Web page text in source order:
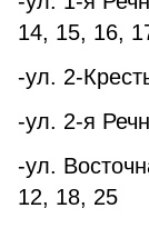
14, 15, 16,
-ул. 2-
-ул. 2-я
-ул.
12, 18, 25